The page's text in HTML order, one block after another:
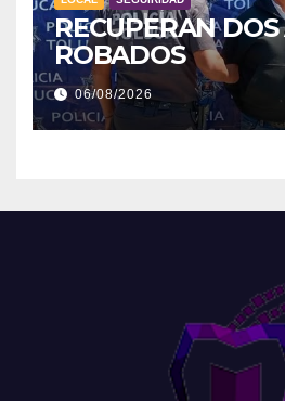
RECUPERAN
ROBADOS
06/08/2026